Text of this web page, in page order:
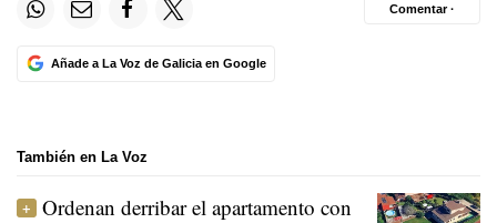
Añade a La Voz de Galicia en Google
Comentar ·
También en La Voz
Ordenan derribar el apartamento con